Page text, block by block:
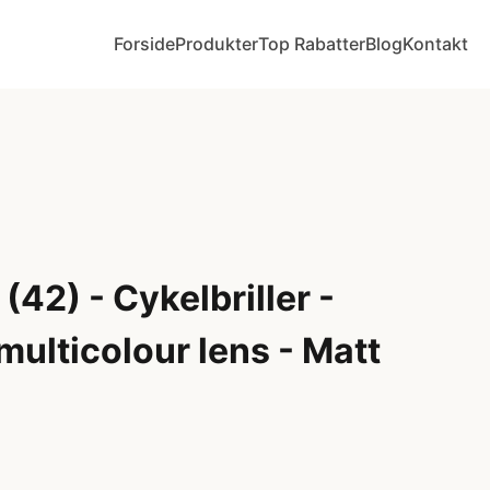
ForsideProdukterTop RabatterBlogKontakt
(42) - Cykelbriller -
lens - Matt